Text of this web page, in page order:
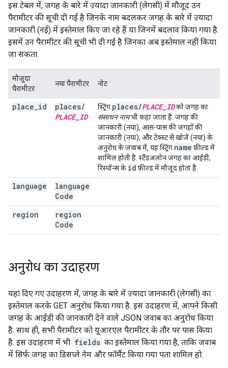
इस टेबल में, जगह के बारे में ज़्यादा जानकारी (लेगसी) में मौजूद उन
पैरामीटर की सूची दी गई है जिनके नाम बदलकर जगह के बारे में ज़्यादा
जानकारी (नई) में इस्तेमाल किए जा रहे हैं या जिनमें बदलाव किया गया है.
इसमें उन पैरामीटर की सूची भी दी गई है जिनका अब इस्तेमाल नहीं किया
जा सकता.
मौजूदा
पैरामीटर
नया पैरामीटर नोट
place id places/
PLACE_ ID
स्ट्रिंग places/PLACE_ IDको जगह का
संसाधन नामभी कहा जाता है. जगह की
जानकारी (नया), आस-पास की जगहों की
जानकारी (नया), और टेक्स्ट से खोजें (नया) के
अनुरोध के जवाब में, यह स्ट्रिंग name फ़ील्ड में
शामिल होती है. स्टैंडअलोन जगह का आईडी,
रिस्पॉन्स के id फ़ील्ड में मौजूद होता है.
language
language
Code
region
region
Code
अनुरोध का उदाहरण
यहां दिए गए उदाहरण में, जगह के बारे में ज़्यादा जानकारी (लेगसी) का
इस्तेमाल करके GET अनुरोध किया गया है. इस उदाहरण में, आपने किसी
जगह के आईडी की जानकारी देने वाले JSON जवाब का अनुरोध किया
है. साथ ही, सभी पैरामीटर को यूआरएल पैरामीटर के तौर पर पास किया
है. इस उदाहरण में भी fields का इस्तेमाल किया गया है, ताकि जवाब
में सिर्फ़ जगह का डिसप्ले नेम और फ़ॉर्मैट किया गया पता शामिल हो: